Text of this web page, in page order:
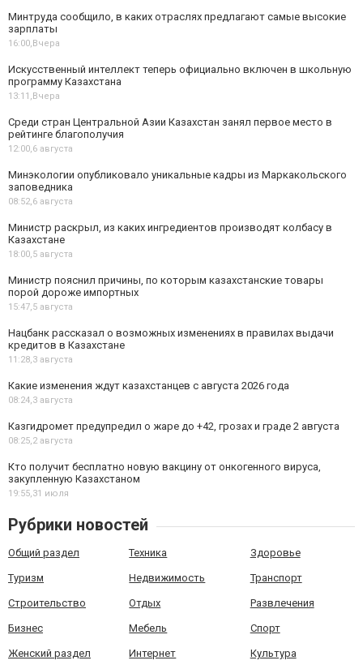
Минтруда сообщило, в каких отраслях предлагают самые высокие
зарплаты
16:00, Вчера
Искусственный интеллект теперь официально включен в школьную
программу Казахстана
13:11, Вчера
Среди стран Центральной Азии Казахстан занял первое место в
рейтинге благополучия
12:00,6 августа
Минэкологии опубликовало уникальные кадры из Маркакольского
заповедника
08:52,6 августа
Министр раскрыл, из каких ингредиентов производят колбасу в
Казахстане
18:00,5 августа
Министр пояснил причины, по которым казахстанские товары
порой дороже импортных
15:47,5 августа
Нацбанк рассказал о возможных изменениях в правилах выдачи
кредитов в Казахстане
11:28,3 августа
Какие изменения ждут казахстанцев с августа 2026 года
08:24,3 августа
Казгидромет предупредил о жаре до +42, грозах и граде 2 августа
08:25,2 августа
Кто получит бесплатно новую вакцину от онкогенного вируса,
закупленную Казахстаном
19:55,31 июля
Рубрики новостей
Общий раздел Техника Здоровье
Туризм Недвижимость Транспорт
Строительство Отдых Развлечения
Бизнес Мебель Спорт
Женский раздел Интернет Культура